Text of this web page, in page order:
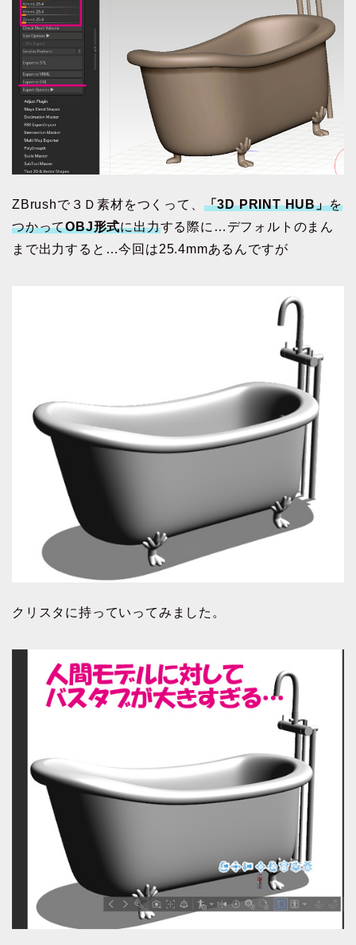
ZBrushで３Ｄ素材をつくって、 「3D PRINT HUB」を
つかってOBJ形式に出力する際に…デフォルトのまん
まで出力すると…今回は25.4mmあるんですが
クリスタに持っていってみました。